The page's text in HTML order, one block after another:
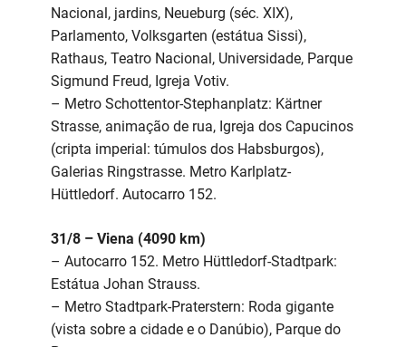
Nacional, jardins, Neueburg (séc. XIX),
Parlamento, Volksgarten (estátua Sissi),
Rathaus, Teatro Nacional, Universidade, Parque
Sigmund Freud, Igreja Votiv.
– Metro Schottentor-Stephanplatz: Kärtner
Strasse, animação de rua, Igreja dos Capucinos
(cripta imperial: túmulos dos Habsburgos),
Galerias Ringstrasse. Metro Karlplatz-
Hüttledorf. Autocarro 152.
31/8 – Viena (4090 km)
– Autocarro 152. Metro Hüttledorf-Stadtpark:
Estátua Johan Strauss.
– Metro Stadtpark-Praterstern: Roda gigante
(vista sobre a cidade e o Danúbio), Parque do